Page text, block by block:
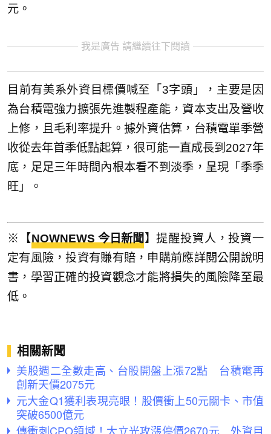
元。
我是廣告 請繼續往下閱讀
目前有美系外資目標價喊至「3字頭」，主要是因
為台積電強力擴張先進製程產能，資本支出及營收
上修，且毛利率提升。據外資估算，台積電單季營
收從去年首季低點起算，很可能一直成長到2027年
底，足足三年時間內根本看不到淡季，呈現「季季
旺」。
※【NOWNEWS 今日新聞 】提醒投資人，投資一
定有風險，投資有賺有賠，申購前應詳閱公開說明
書，學習正確的投資觀念才能將損失的風險降至最
低。
相關新聞
美股週二全數走高、台股開盤上漲72點 台積電再
創新天價2075元
元大金Q1獲利表現亮眼！股價衝上50元關卡、市值
突破6500億元
傳衝刺CPO領域！大立光攻漲停價2670元 外資目